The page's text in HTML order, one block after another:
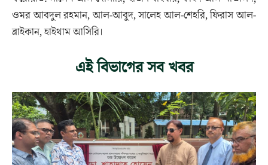
ওমর আবদুল রহমান, আল-আবুদ, সালেহ আল-শেহরি, ফিরাস আল-
ব্রাইকান, হাইথাম আসিরি।
এই বিভাগের সব খবর